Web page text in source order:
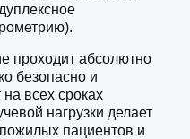
проходит абсолютно
безопасно и
всех сроках
нагрузки делает
пациентов и